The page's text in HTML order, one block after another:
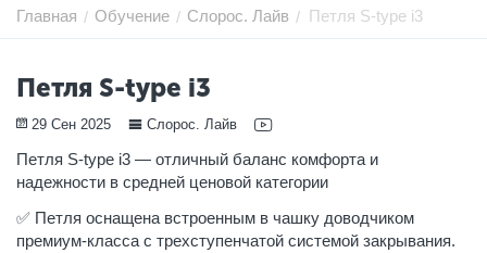
Главная / Обучение / Слорос. Лайв / Петля S-type i3
Петля S-type i3
29 Сен 2025 Слорос. Лайв
Петля S-type i3 — отличный баланс комфорта и
надежности в средней ценовой категории
✅ Петля оснащена встроенным в чашку доводчиком
премиум-класса с трехступенчатой системой закрывания.